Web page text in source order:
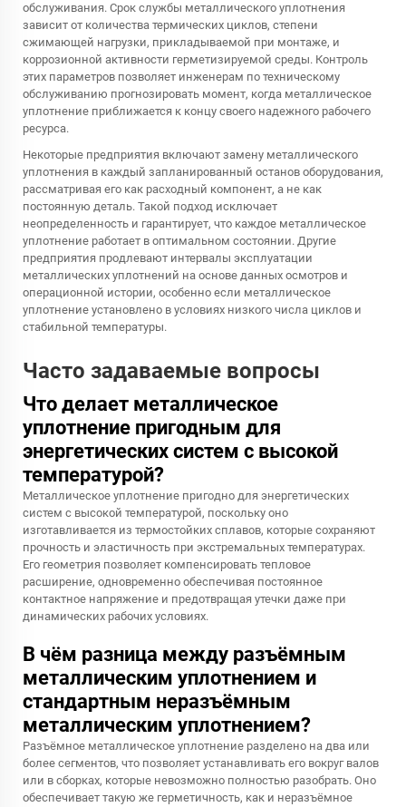
обслуживания. Срок службы металлического уплотнения
зависит от количества термических циклов, степени
сжимающей нагрузки, прикладываемой при монтаже, и
коррозионной активности герметизируемой среды. Контроль
этих параметров позволяет инженерам по техническому
обслуживанию прогнозировать момент, когда металлическое
уплотнение приближается к концу своего надежного рабочего
ресурса.
Некоторые предприятия включают замену металлического
уплотнения в каждый запланированный останов оборудования,
рассматривая его как расходный компонент, а не как
постоянную деталь. Такой подход исключает
неопределенность и гарантирует, что каждое металлическое
уплотнение работает в оптимальном состоянии. Другие
предприятия продлевают интервалы эксплуатации
металлических уплотнений на основе данных осмотров и
операционной истории, особенно если металлическое
уплотнение установлено в условиях низкого числа циклов и
стабильной температуры.
Часто задаваемые вопросы
Что делает металлическое
уплотнение пригодным для
энергетических систем с высокой
температурой?
Металлическое уплотнение пригодно для энергетических
систем с высокой температурой, поскольку оно
изготавливается из термостойких сплавов, которые сохраняют
прочность и эластичность при экстремальных температурах.
Его геометрия позволяет компенсировать тепловое
расширение, одновременно обеспечивая постоянное
контактное напряжение и предотвращая утечки даже при
динамических рабочих условиях.
В чём разница между разъёмным
металлическим уплотнением и
стандартным неразъёмным
металлическим уплотнением?
Разъёмное металлическое уплотнение разделено на два или
более сегментов, что позволяет устанавливать его вокруг валов
или в сборках, которые невозможно полностью разобрать. Оно
обеспечивает такую же герметичность, как и неразъёмное